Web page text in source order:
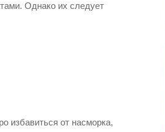
Однако их следует
избавиться от насморка,